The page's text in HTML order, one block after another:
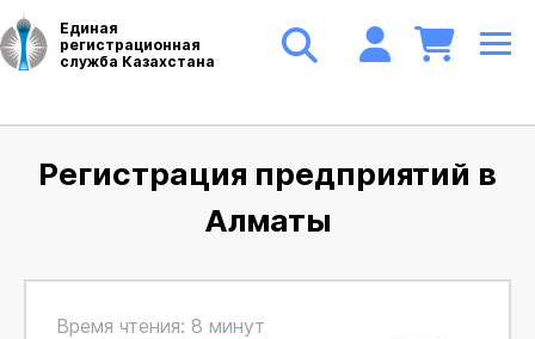
Единая
регистрационная
служба Казахстана
Регистрация предприятий в
Алматы
Время чтения: 8 минут